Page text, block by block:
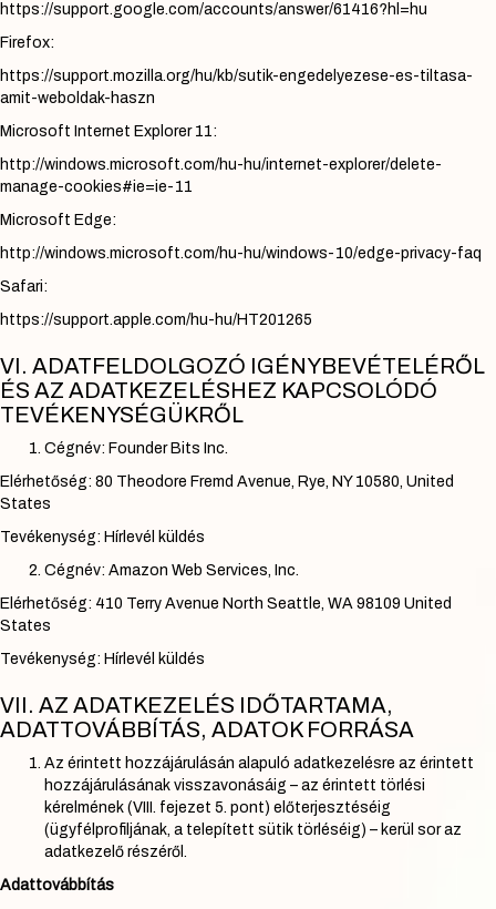
https://support.google.com/accounts/answer/61416?hl=hu
Firefox:
https://support.mozilla.org/hu/kb/sutik-engedelyezese-es-tiltasa-
amit-weboldak-haszn
Microsoft Internet Explorer 11:
http://windows.microsoft.com/hu-hu/internet-explorer/delete-
manage-cookies#ie=ie-11
Microsoft Edge:
http://windows.microsoft.com/hu-hu/windows-10/edge-privacy-faq
Safari:
https://support.apple.com/hu-hu/HT201265
VI. ADATFELDOLGOZÓ IGÉNYBEVÉTELÉRŐL
ÉS AZ ADATKEZELÉSHEZ KAPCSOLÓDÓ
TEVÉKENYSÉGÜKRŐL
Cégnév: Founder Bits Inc.
Elérhetőség: 80 Theodore Fremd Avenue, Rye, NY 10580, United
States
Tevékenység: Hírlevél küldés
Cégnév: Amazon Web Services, Inc.
Elérhetőség: 410 Terry Avenue North Seattle, WA 98109 United
States
Tevékenység: Hírlevél küldés
VII. AZ ADATKEZELÉS IDŐTARTAMA,
ADATTOVÁBBÍTÁS, ADATOK FORRÁSA
Az érintett hozzájárulásán alapuló adatkezelésre az érintett
hozzájárulásának visszavonásáig – az érintett törlési
kérelmének (VIII. fejezet 5. pont) előterjesztéséig
(ügyfélprofiljának, a telepített sütik törléséig) – kerül sor az
adatkezelő részéről.
Adattovábbítás